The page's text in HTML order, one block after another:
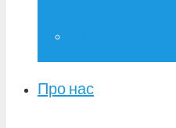
Про нас